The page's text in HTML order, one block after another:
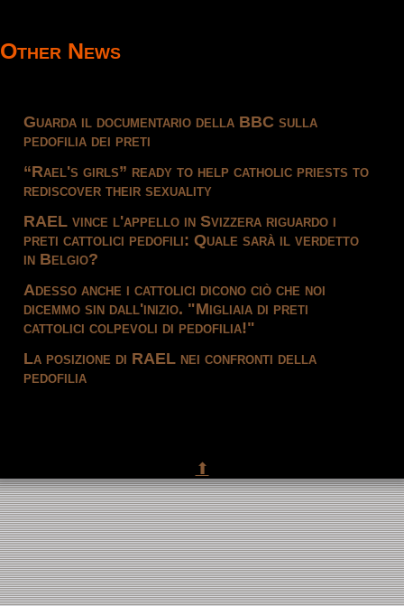
Other News
Guarda il documentario della BBC sulla
pedofilia dei preti
“Rael's girls” ready to help catholic priests to
rediscover their sexuality
RAEL vince l'appello in Svizzera riguardo i
preti cattolici pedofili: Quale sarà il verdetto
in Belgio?
Adesso anche i cattolici dicono ciò che noi
dicemmo sin dall'inizio. "Migliaia di preti
cattolici colpevoli di pedofilia!"
La posizione di RAEL nei confronti della
pedofilia
⬆